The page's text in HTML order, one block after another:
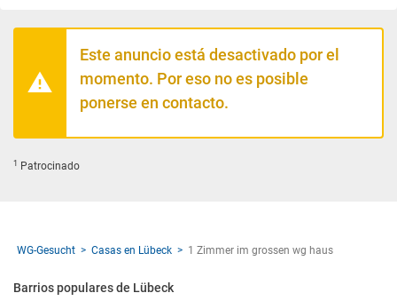
Este anuncio está desactivado por el
momento. Por eso no es posible
ponerse en contacto.
1 Patrocinado
WG-Gesucht Casas en Lübeck 1 Zimmer im grossen wg haus
Barrios populares de Lübeck